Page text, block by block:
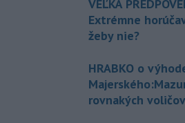
VEĽKÁ
Extrémne
žeby nie?
HRABKO o
rovnakých voličov